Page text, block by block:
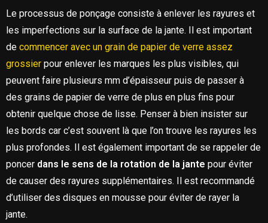
Le processus de ponçage consiste à enlever les rayures et
les imperfections sur la surface de la jante. Il est important
de commencer avec un grain de papier de verre assez
grossier pour enlever les marques les plus visibles, qui
peuvent faire plusieurs mm d’épaisseur puis de passer à
des grains de papier de verre de plus en plus fins pour
obtenir quelque chose de lisse. Penser à bien insister sur
les bords car c’est souvent là que l’on trouve les rayures les
plus profondes. Il est également important de se rappeler de
poncer dans le sens de la rotation de la jante pour éviter
de causer des rayures supplémentaires. Il est recommandé
d’utiliser des disques en mousse pour éviter de rayer la
jante.